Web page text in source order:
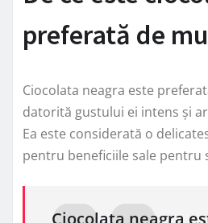
preferată de
Ciocolata neagra este
datorită gustului ei intens și
Ea este considerată o
pentru beneficiile sale pentru